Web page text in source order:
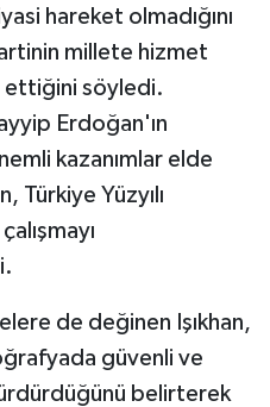
hareket olmadığını
millete hizmet
ettiğini söyledi.
Erdoğan'ın
kazanımlar elde
Türkiye Yüzyılı
de değinen Işıkhan,
güvenli ve
belirterek